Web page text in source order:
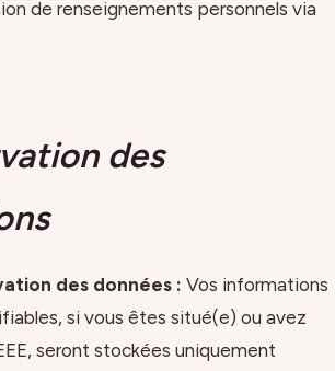
de renseignements personnels via
des
des données : Vos informations
si vous êtes situé(e) ou avez
seront stockées uniquement